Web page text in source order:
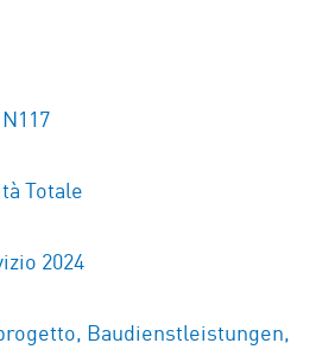
N117
Totale
2024
Baudienstleistungen,